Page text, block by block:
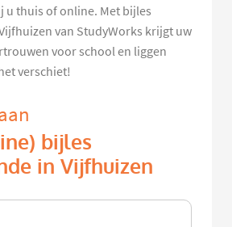
u thuis of online. Met bijles
van StudyWorks krijgt uw
voor school en liggen
verschiet!
bijles
in Vijfhuizen